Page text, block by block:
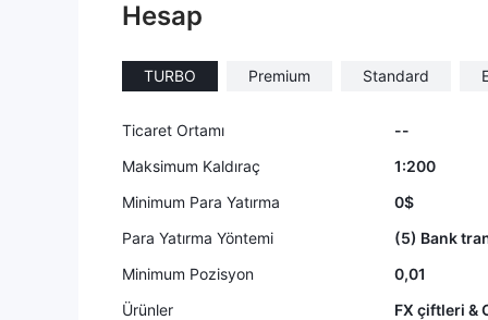
ría salvar
Hesap
TURBO Premium Standard
Ticaret Ortamı --
Maksimum Kaldıraç
1:200
Minimum Para Yatırma
0$
Para Yatırma Yöntemi
(5) Bank
Minimum Pozisyon
0,01
Ürünler
FX çiftleri &